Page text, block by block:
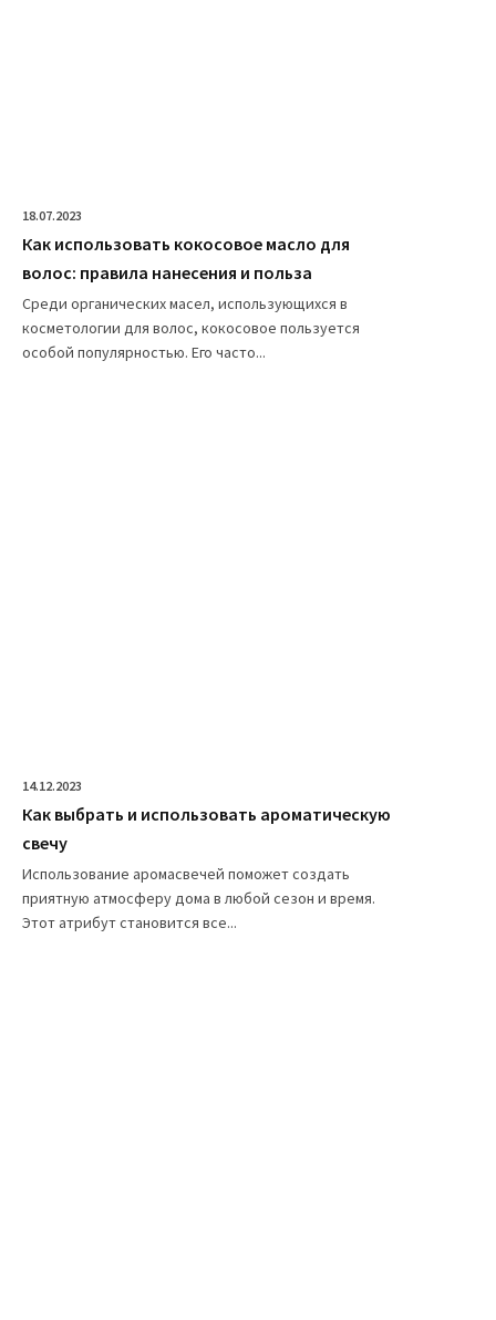
18.07.2023
Как использовать кокосовое масло для
волос: правила нанесения и польза
Среди органических масел, использующихся в
косметологии для волос, кокосовое пользуется
особой популярностью. Его часто...
14.12.2023
Как выбрать и использовать ароматическую
свечу
Использование аромасвечей поможет создать
приятную атмосферу дома в любой сезон и время.
Этот атрибут становится все...